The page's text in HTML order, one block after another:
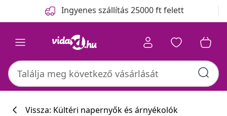
Ingyenes szállítás 25000 ft felett
Vissza: Kültéri napernyők és árnyékolók